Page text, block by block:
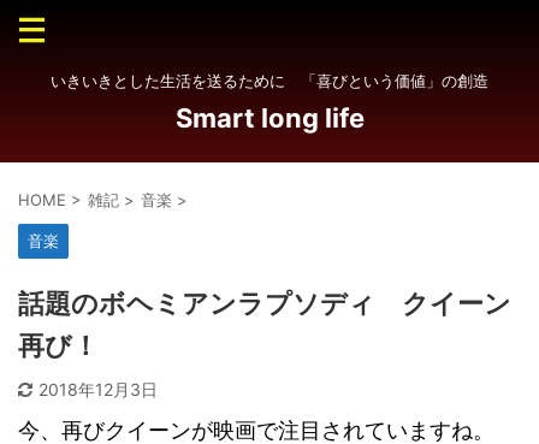
いきいきとした生活を送るために 「喜びという価値」の創造
Smart long life
HOME > 雑記 > 音楽 >
音楽
話題のボヘミアンラプソディ クイーン
再び！
2018年12月3日
今、再びクイーンが映画で注目されていますね。